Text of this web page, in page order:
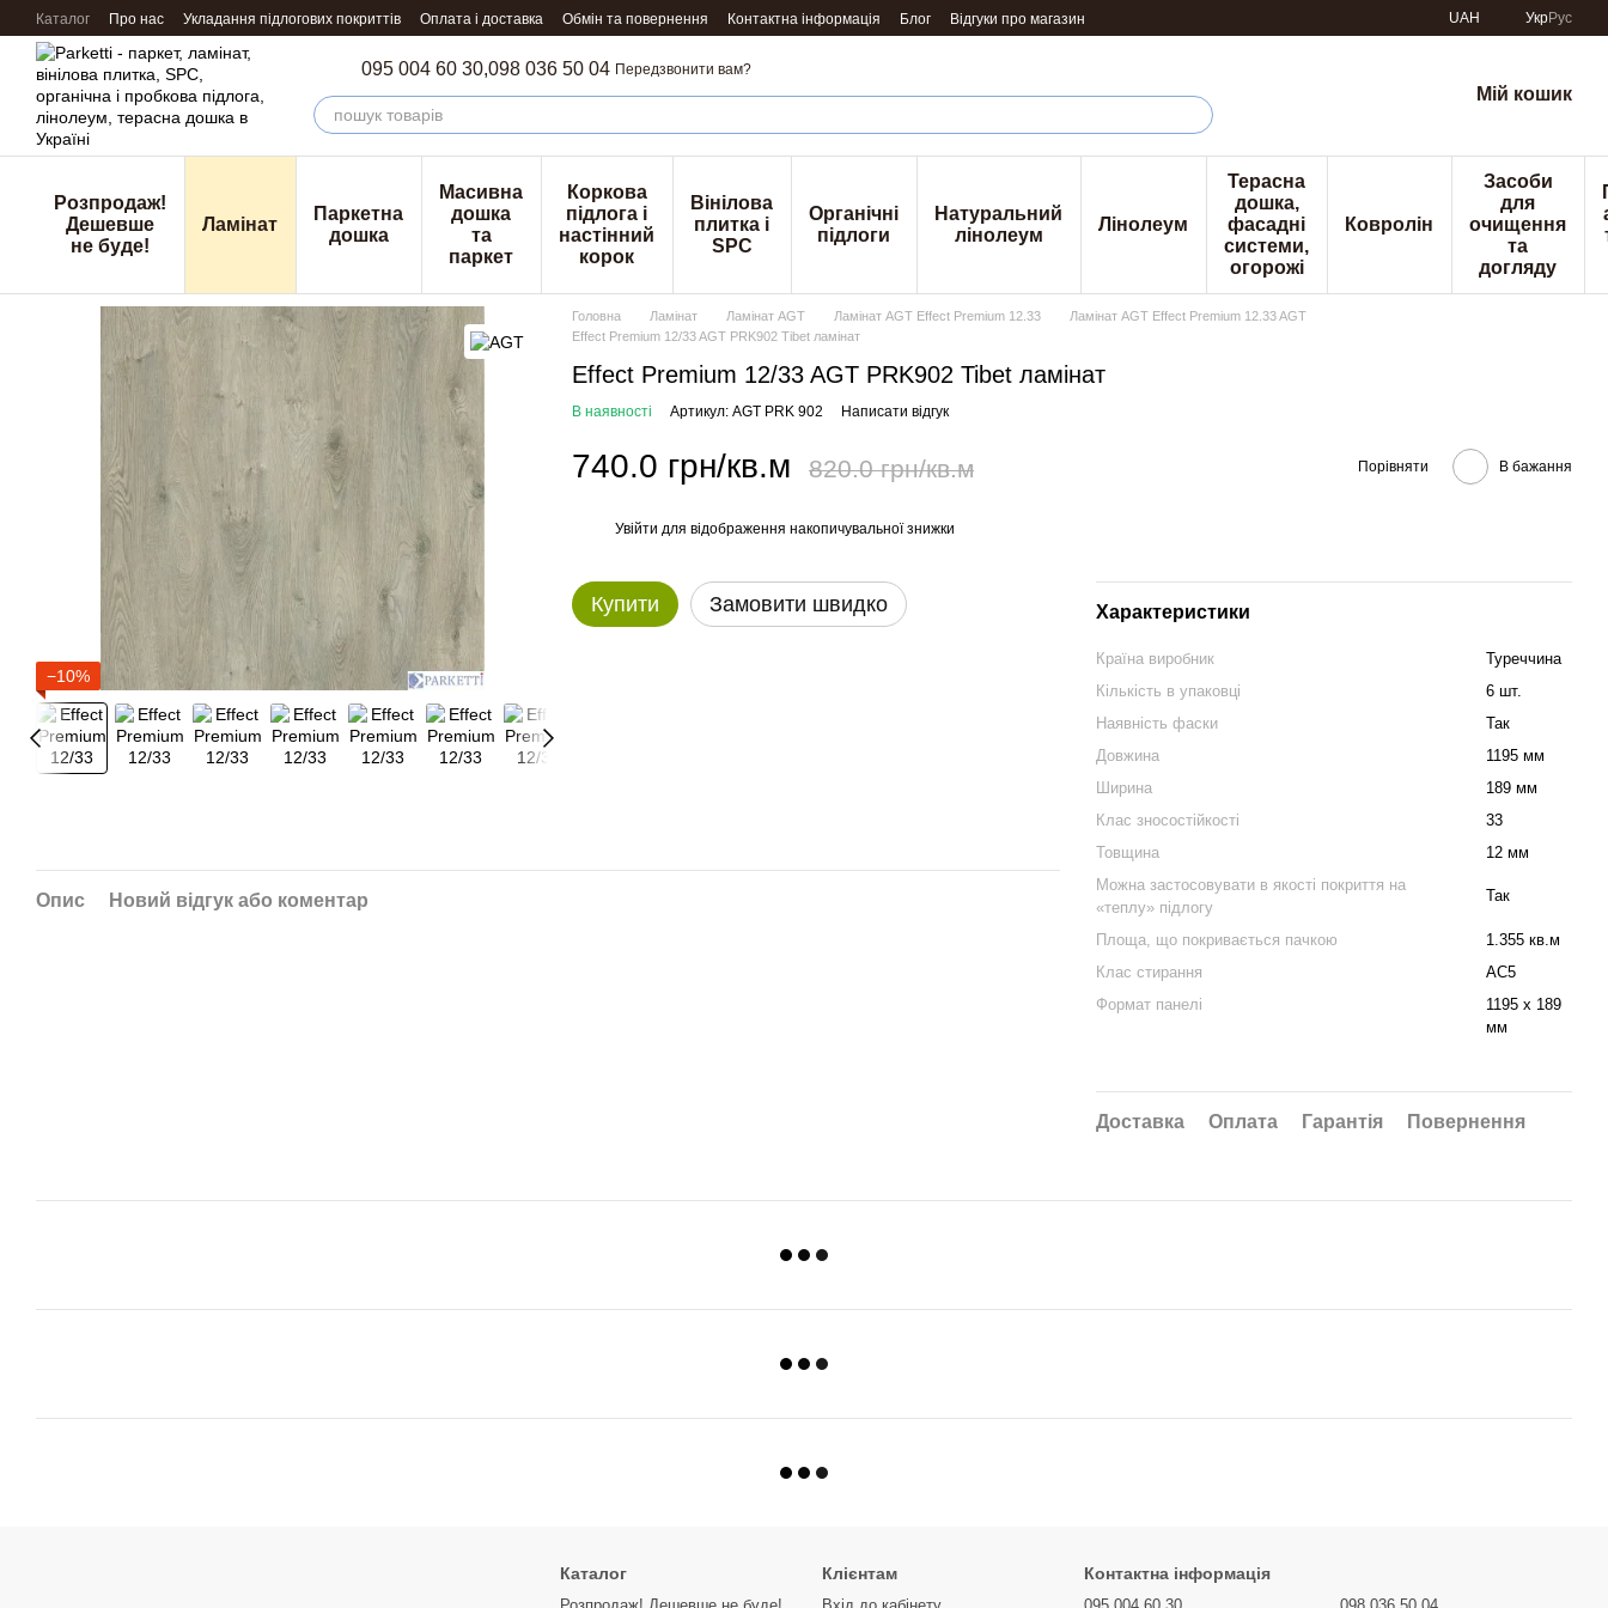
Перейти к основному контенту
Каталог Про нас Укладання підлогових покриттів Оплата і доставка Обмін та повернення Контактна інформація Блог Відгуки про магазин UAH УкрРус
095 004 60 30,098 036 50 04 Передзвонити вам?
Мій кошик
Розпродаж!
Дешевше
не буде!
Ламінат
Паркетна
дошка
Масивна
дошка
та
паркет
Коркова
підлога і
настінний
корок
Вінілова
плитка і
SPC
Органічні
підлоги
Натуральний
лінолеум
Лінолеум
Терасна
дошка,
фасадні
системи,
огорожі
Ковролін
Засоби
для
очищення
та
догляду
−10%
Головна Ламінат Ламінат AGT Ламінат AGT Effect Premium 12.33
Ламінат AGT Effect Premium 12.33 AGT
Effect Premium 12/33 AGT PRK902 Tibet ламінат
Effect Premium 12/33 AGT PRK902 Tibet ламінат
В наявності Артикул: AGT PRK 902 Написати відгук
740.0 грн/кв.м 820.0 грн/кв.м Порівняти В бажання
Увійти для відображення накопичувальної знижки
Купити Замовити швидко Характеристики
Країна виробник
Туреччина
Кількість в упаковці
6 шт.
Наявність фаски
Так
Довжина
1195 мм
Ширина
189 мм
Клас зносостійкості
33
Товщина
12 мм
Можна застосовувати в якості покриття на
«теплу» підлогу
Так
Площа, що покривається пачкою
1.355 кв.м
Клас стирання
АС5
Формат панелі
1195 x 189
мм
Доставка Оплата Гарантія Повернення
Опис Новий відгук або коментар
Каталог Клієнтам Контактна інформація